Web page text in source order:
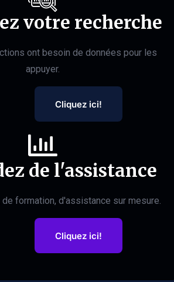
votre recherche
ont besoin de données pour les
appuyer.
Cliquez ici!
de l'assistance
formation, d'assistance sur mesure.
Cliquez ici!